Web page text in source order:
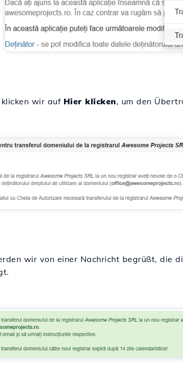
wir auf Hier klicken, um den
wir von einer Nachricht begrüßt, die